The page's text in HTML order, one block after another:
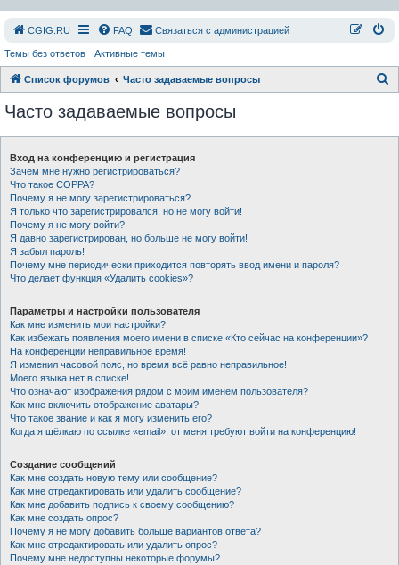
СGIG.RU FAQ Связаться с администрацией
Темы без ответов Активные темы
Список форумов Часто задаваемые вопросы
Часто задаваемые вопросы
Вход на конференцию и регистрация
Зачем мне нужно регистрироваться?
Что такое COPPA?
Почему я не могу зарегистрироваться?
Я только что зарегистрировался, но не могу войти!
Почему я не могу войти?
Я давно зарегистрирован, но больше не могу войти!
Я забыл пароль!
Почему мне периодически приходится повторять ввод имени и пароля?
Что делает функция «Удалить cookies»?
Параметры и настройки пользователя
Как мне изменить мои настройки?
Как избежать появления моего имени в списке «Кто сейчас на конференции»?
На конференции неправильное время!
Я изменил часовой пояс, но время всё равно неправильное!
Моего языка нет в списке!
Что означают изображения рядом с моим именем пользователя?
Как мне включить отображение аватары?
Что такое звание и как я могу изменить его?
Когда я щёлкаю по ссылке «email», от меня требуют войти на конференцию!
Создание сообщений
Как мне создать новую тему или сообщение?
Как мне отредактировать или удалить сообщение?
Как мне добавить подпись к своему сообщению?
Как мне создать опрос?
Почему я не могу добавить больше вариантов ответа?
Как мне отредактировать или удалить опрос?
Почему мне недоступны некоторые форумы?